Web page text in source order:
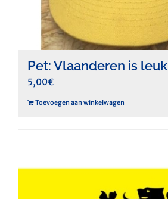
Pet: Vlaanderen is leuk
5,00€
Toevoegen aan winkelwagen